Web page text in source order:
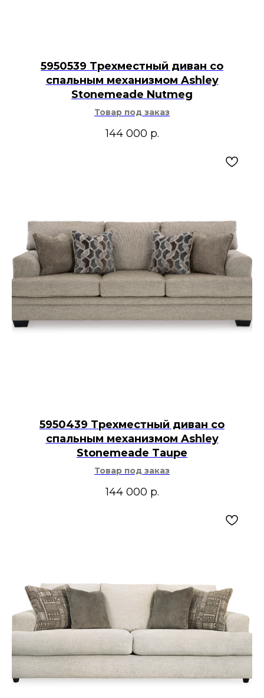
5950539 Трехместный диван со
спальным механизмом Ashley
Stonemeade Nutmeg
Товар под заказ
144 000 р.
5950439 Трехместный диван со
спальным механизмом Ashley
Stonemeade Taupe
Товар под заказ
144 000 р.